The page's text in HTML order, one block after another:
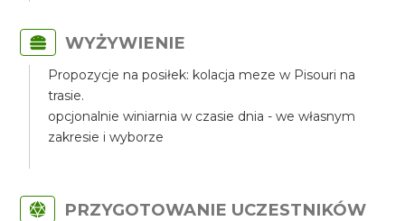
WYŻYWIENIE
Propozycje na posiłek: kolacja meze w Pisouri na
trasie.
opcjonalnie winiarnia w czasie dnia - we własnym
zakresie i wyborze
PRZYGOTOWANIE UCZESTNIKÓW